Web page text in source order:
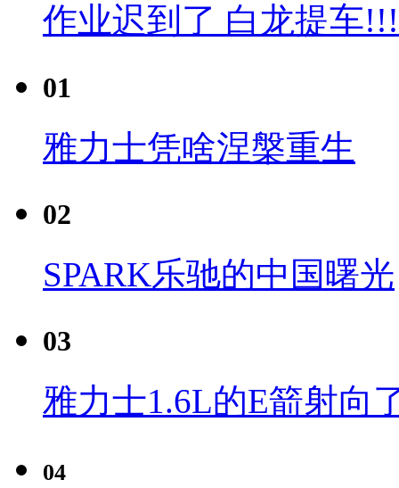
作业迟到了 白龙提车
01
雅力士凭啥涅槃重生
02
SPARK乐驰的中国曙光
03
雅力士1.6L的E箭射向
04